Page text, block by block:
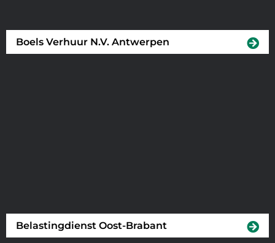
Boels Verhuur N.V. Antwerpen
Belastingdienst Oost-Brabant